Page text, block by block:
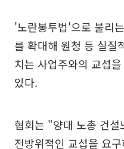
'노란봉투법'으로 불리
를 확대해 원청 등 실질
치는 사업주와의 교섭
있다.
협회는 "양대 노총 건설
전방위적인 교섭을 요